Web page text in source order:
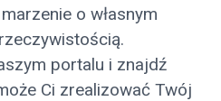
o własnym
portalu i znajdź
Ci zrealizować Twój